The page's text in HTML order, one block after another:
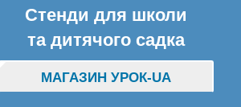
Стенди для школи
та дитячого садка
МАГАЗИН УРОК-UA